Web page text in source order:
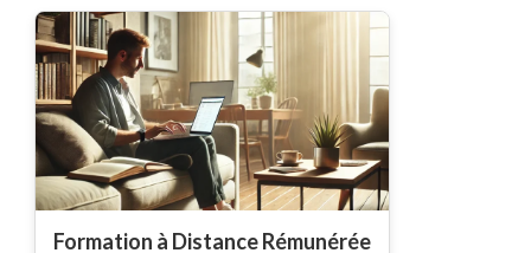
Formation à Distance Rémunérée